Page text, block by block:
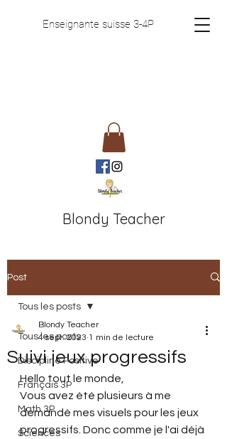
Enseignante suisse 3-4P
Blondy Teacher
Post
Tous les posts
Discipline Positive
Français 3P
Math 3P
Sciences
Tous les posts
Suivi jeux progressifs
Blondy Teacher
4 sept. 2023 1 min de lecture
Hello tout le monde,
Vous avez été plusieurs à me
demandé mes visuels pour les jeux
progressifs. Donc comme je l'ai déjà